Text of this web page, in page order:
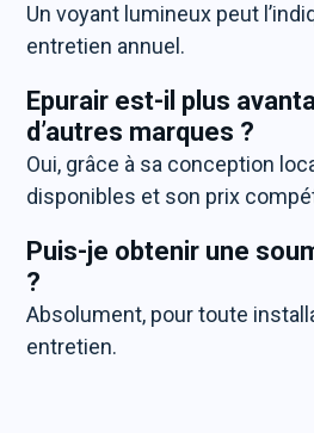
Un voyant lumineux peut
entretien annuel.
Epurair est-il plus
d’autres marques ?
Oui, grâce à sa conception
disponibles et son prix
Puis-je obtenir une
?
Absolument, pour toute
entretien.